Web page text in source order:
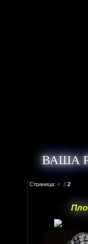
ВАША
Страница: « 1 2